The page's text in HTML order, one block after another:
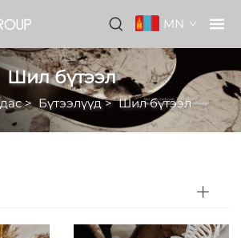
MN
Шил бүтээл
> Бүтээлүүд>Шил бүтээл